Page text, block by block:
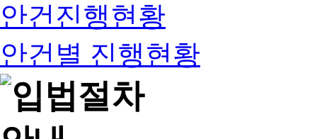
안건진행현황
안건별 진행현황